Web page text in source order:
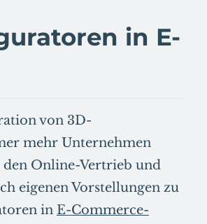
in E-
von 3D-
mehr Unternehmen
Online-Vertrieb und
eigenen Vorstellungen zu
in E-Commerce-